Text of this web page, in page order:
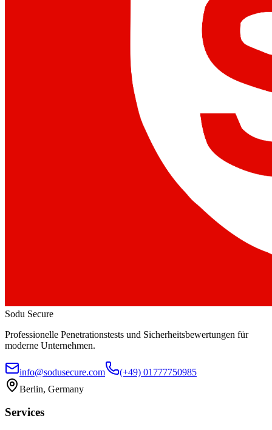
Sodu Secure
Professionelle Penetrationstests und Sicherheitsbewertungen für
moderne Unternehmen.
info@sodusecure.com
(+49) 01777750985
Berlin, Germany
Services